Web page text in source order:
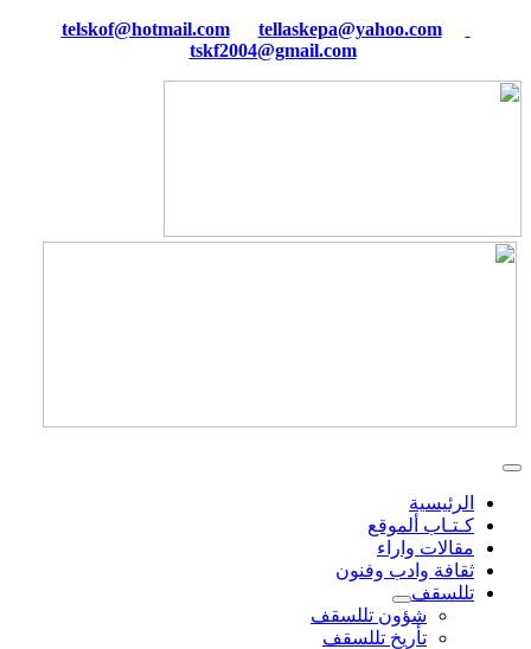
tellaskepa@yahoo.com
tskf2004@gmail.com
الرئيسية
كـتـاب ألموقع
مقالات واراء
ثقافة وادب وفنون
تللسقف
شؤون تللسقف
تأريخ تللسقف